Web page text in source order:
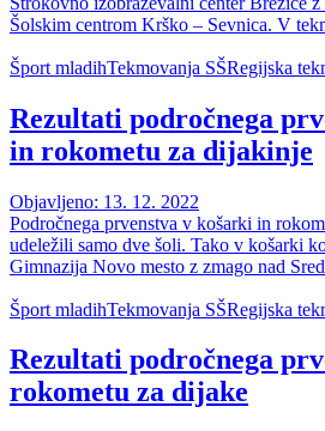
Šolskim centrom Krško – Sevnica. V
Šport mladihTekmovanja SŠRegijska
Rezultati področnega
in rokometu za dijakinje
Objavljeno: 13. 12. 2022
Področnega prvenstva v košarki in
udeležili samo dve šoli. Tako v košarki
Gimnazija Novo mesto z zmago nad
Šport mladihTekmovanja SŠRegijska
Rezultati področnega
rokometu za dijake